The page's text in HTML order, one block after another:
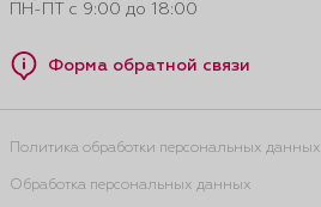
ПН-ПТ с 9:00 до 18:00
Форма обратной связи
Политика обработки персональных данных
Обработка персональных данных